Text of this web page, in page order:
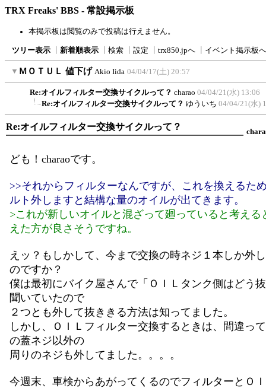
TRX Freaks' BBS - 常設掲示板
本掲示板は閲覧のみで投稿は行えません。
ツリー表示 新着順表示 検索 設定 trx850.jpへ イベント掲示板へ
▼ ＭＯＴＵＬ 値下げ Akio Iida 04/04/17(土) 20:57
Re:オイルフィルター交換サイクルって？ charao 04/04/21(水) 13:06
Re:オイルフィルター交換サイクルって？ ゆういち 04/04/21(水)
Re:オイルフィルター交換サイクルって？
ども！charaoです。
>>それからフィルターなんですが、これを換えるた
ルト外しますと結構な量のオイルが出てきます。
>これが新しいオイルと混ざって廻っていると考える
えた方が良さそうですね。
えッ？もしかして、今まで交換の時ネジ１本しか外
のですか？
僕は最初にバイク屋さんで「ＯＩＬタンク側はどう
聞いていたので
２つとも外して抜ききる方法は知ってました。
しかし、ＯＩＬフィルター交換するときは、間違っ
の蓋ネジ以外の
周りのネジも外してました。。。。
今週末、車検からあがってくるのでフィルターとＯ